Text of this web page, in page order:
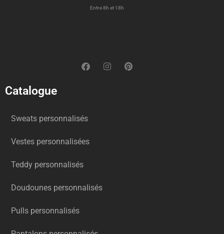
Entre 8h et 18h
Catalogue
Sweats personnalisés
Vestes personnalisées
Teddy personnalisés
Doudounes personnalisés
Pulls personnalisés